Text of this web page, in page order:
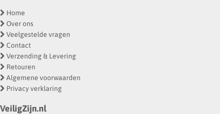
Home
Over ons
Veelgestelde vragen
Contact
Verzending & Levering
Retouren
Algemene voorwaarden
Privacy verklaring
VeiligZijn.nl